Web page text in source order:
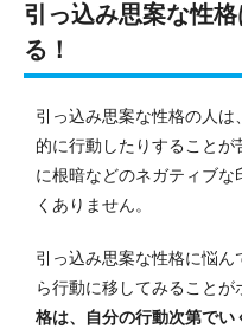
引っ込み思案な性
る！
引っ込み思案な性格の人
的に行動したりすることが
に根暗などのネガティブ
くありません。
引っ込み思案な性格に悩
ら行動に移してみることが
格は、自分の行動次第でい